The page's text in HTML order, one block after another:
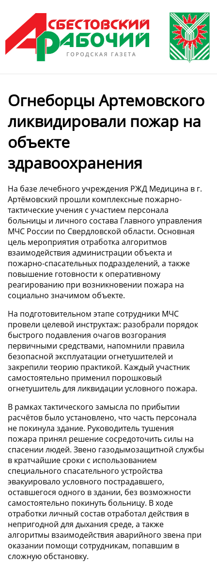
Огнеборцы Артемовского
ликвидировали пожар на
объекте
здравоохранения
На базе лечебного учреждения РЖД Медицина в г.
Артёмовский прошли комплексные пожарно-
тактические учения с участием персонала
больницы и личного состава Главного управления
МЧС России по Свердловской области. Основная
цель мероприятия отработка алгоритмов
взаимодействия администрации объекта и
пожарно-спасательных подразделений, а также
повышение готовности к оперативному
реагированию при возникновении пожара на
социально значимом объекте.
На подготовительном этапе сотрудники МЧС
провели целевой инструктаж: разобрали порядок
быстрого подавления очагов возгорания
первичными средствами, напомнили правила
безопасной эксплуатации огнетушителей и
закрепили теорию практикой. Каждый участник
самостоятельно применил порошковый
огнетушитель для ликвидации условного пожара.
В рамках тактического замысла по прибытии
расчётов было установлено, что часть персонала
не покинула здание. Руководитель тушения
пожара принял решение сосредоточить силы на
спасении людей. Звено газодымозащитной службы
в кратчайшие сроки с использованием
специального спасательного устройства
эвакуировало условного пострадавшего,
оставшегося одного в здании, без возможности
самостоятельно покинуть больницу. В ходе
отработки личный состав отработал действия в
непригодной для дыхания среде, а также
алгоритмы взаимодействия аварийного звена при
оказании помощи сотрудникам, попавшим в
сложную обстановку.